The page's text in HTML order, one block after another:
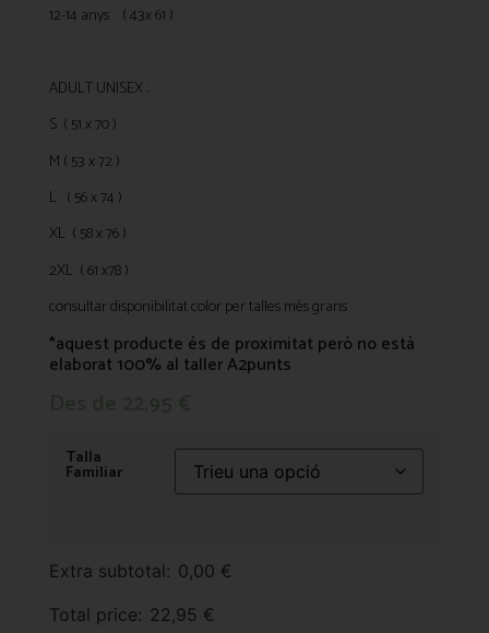
12-14 anys ( 43x 61 )
ADULT UNISEX :
S ( 51 x 70 )
M ( 53 x 72 )
L ( 56 x 74 )
XL ( 58 x 76 )
2XL ( 61 x78 )
consultar disponibilitat color per talles més grans
*aquest producte és de proximitat però no està
elaborat 100% al taller A2punts
Talla
Familiar
Extra subtotal: 0,00 €
Total price: 22,95 €